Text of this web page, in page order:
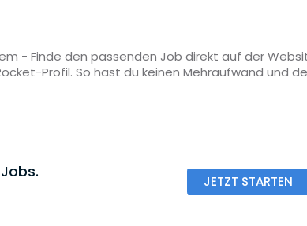
- Finde den passenden Job direkt auf der
Profil. So hast du keinen Mehraufwand und
JETZT STARTEN